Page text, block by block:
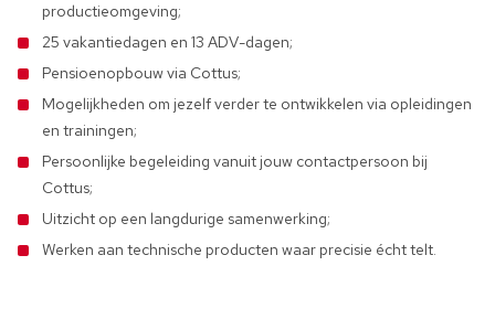
productieomgeving;
25 vakantiedagen en 13 ADV-dagen;
Pensioenopbouw via Cottus;
Mogelijkheden om jezelf verder te ontwikkelen via opleidingen
en trainingen;
Persoonlijke begeleiding vanuit jouw contactpersoon bij
Cottus;
Uitzicht op een langdurige samenwerking;
Werken aan technische producten waar precisie écht telt.